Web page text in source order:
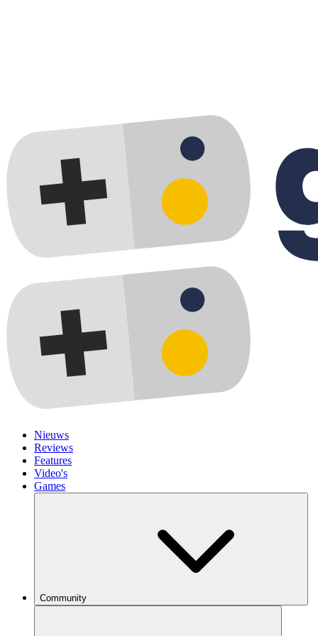
Nieuws
Reviews
Features
Video's
Games
Community